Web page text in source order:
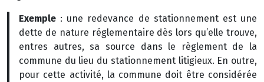
Exemple : une redevance de stationnement est une
dette de nature réglementaire dès lors qu’elle trouve,
entres autres, sa source dans le règlement de la
commune du lieu du stationnement litigieux. En outre,
pour cette activité, la commune doit être considérée